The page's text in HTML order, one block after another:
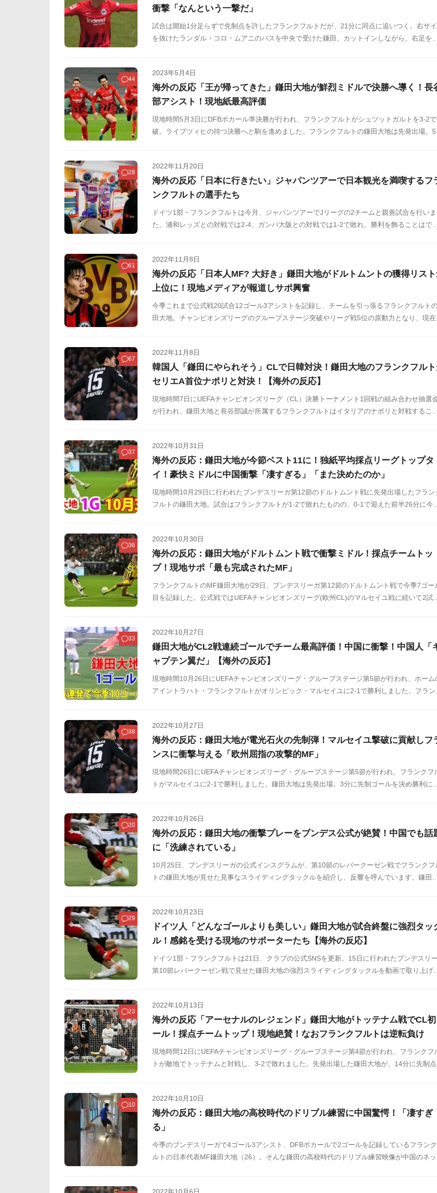
衝撃「なんという一撃だ」
試合は開始1分足らずで先制点を許したフランクフルトだが、21分に同点に追いつく。右サ
を抜けたランダル・コロ・ムアニのパスを中央で受けた鎌田。カットインしながら、右足を振
44
2023年5月4日
海外の反応「王が帰ってきた」鎌田大地が鮮烈ミドルで決勝へ導く！長
部アシスト！現地紙最高評価
現地時間5月3日にDFBポカール準決勝が行われ、フランクフルトがシュツットガルトを3-2
破。ライプツィヒの待つ決勝へと駒を進めました。フランクフルトの鎌田大地は先発出場。55
28
2022年11月20日
海外の反応「日本に行きたい」ジャパンツアーで日本観光を満喫するフ
ンクフルトの選手たち
ドイツ1部・フランクフルトは今月、ジャパンツアーでJリーグの2チームと親善試合を行いま
た。浦和レッズとの対戦では2-4、ガンバ大阪との対戦では1-2で敗れ、勝利を飾ることはでき
を投稿し、海外のファンの間で話題になっています。海外の反応をSNSや掲示板などからまと
めましたのでご覧ください。
61
2022年11月8日
海外の反応「日本人MF? 大好き」鎌田大地がドルトムントの獲得リス
上位に！現地メディアが報道しサポ興奮
今季これまで公式戦20試合12ゴール3アシストを記録し、チームを引っ張るフランクフルト
田大地。チャンピオンズリーグのグループステージ突破やリーグ戦5位の原動力となり、現在
板などからまとめましたのでご覧ください。
67
2022年11月8日
韓国人「鎌田にやられそう」CLで日韓対決！鎌田大地のフランクフル
セリエA首位ナポリと対決！【海外の反応】
現地時間7日にUEFAチャンピオンズリーグ（CL）決勝トーナメント1回戦の組み合わせ抽選
が行われ、鎌田大地と長谷部誠が所属するフランクフルトはイタリアのナポリと対戦すること
ープAを、5勝1敗で首位通過しました。この結果は韓国のネット上でも話題になっています。
国の反応をSNSや掲示板などからまとめましたのでご覧ください。
37
2022年10月31日
海外の反応：鎌田大地が今節ベスト11に！独紙平均採点リーグトップタ
イ！豪快ミドルに中国衝撃「凄すぎる」「また決めたのか」
現地時間10月29日に行われたブンデスリーガ第12節のドルトムント戦に先発出場したフラン
フルトの鎌田大地。試合はフランクフルトが1-2で敗れたものの、0-1で迎えた前半26分に今季
たのでご覧ください。
36
2022年10月30日
海外の反応：鎌田大地がドルトムント戦で衝撃ミドル！採点チームトッ
プ！現地サポ「最も完成されたMF」
フランクフルトのMF鎌田大地が29日、ブンデスリーガ第12節のドルトムント戦で今季7ゴー
目を記録した。公式戦ではUEFAチャンピオンズリーグ(欧州CL)のマルセイユ戦に続いて2試合
33
2022年10月27日
鎌田大地がCL2戦連続ゴールでチーム最高評価！中国に衝撃！中国人「
ャプテン翼だ」【海外の反応】
現地時間10月26日にUEFAチャンピオンズリーグ・グループステージ第5節が行われ、ホーム
アイントラハト・フランクフルトがオリンピック・マルセイユに2-1で勝利しました。フラン
ました。鎌田の活躍は中国のネット上でも話題になっています。中国の反応をSNSや掲示板な
どからまとめましたのでご覧ください。
38
2022年10月27日
海外の反応：鎌田大地が電光石火の先制弾！マルセイユ撃破に貢献しフ
ンスに衝撃与える「欧州屈指の攻撃的MF」
現地時間26日にUEFAチャンピオンズリーグ・グループステージ第5節が行われ、フランクフ
トがマルセイユに2-1で勝利しました。鎌田大地は先発出場。3分に先制ゴールを決め勝利に大
20
2022年10月26日
海外の反応：鎌田大地の衝撃プレーをブンデス公式が絶賛！中国でも話
に「洗練されている」
10月25日、ブンデスリーガの公式インスグラムが、第10節のレバークーゼン戦でフランクフ
トの鎌田大地が見せた見事なスライディングタックルを紹介し、反響を呼んでいます。鎌田の
29
2022年10月23日
ドイツ人「どんなゴールよりも美しい」鎌田大地が試合終盤に強烈タッ
ル！感銘を受ける現地のサポーターたち【海外の反応】
ドイツ1部・フランクフルトは21日、クラブの公式SNSを更新。15日に行われたブンデスリ
第10節レバークーゼン戦で見せた鎌田大地の強烈スライディングタックルを動画で取り上げ、
に、現地からは絶賛の声が相次いでいます。このプレーに対する海外の反応をSNSや掲示板な
どからまとめましたのでご覧ください。
23
2022年10月13日
海外の反応「アーセナルのレジェンド」鎌田大地がトッテナム戦でCL
ール！採点チームトップ！現地絶賛！なおフランクフルトは逆転負け
現地時間12日にUEFAチャンピオンズリーグ・グループステージ第4節が行われ、フランクフ
トが敵地でトッテナムと対戦し、3-2で敗れました。先発出場した鎌田大地が、14分に先制点
10
2022年10月10日
海外の反応：鎌田大地の高校時代のドリブル練習に中国驚愕！「凄すぎ
る」
今季のブンデスリーガで4ゴール3アシスト、DFBポカールで2ゴールを記録しているフラン
ルトの日本代表MF鎌田大地（26）。そんな鎌田の高校時代のドリブル練習映像が中国のネッ